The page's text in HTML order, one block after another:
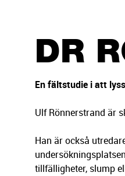
DR
En fältstudie i att
Ulf Rönnerstrand är
Han är också
tillfälligheter, slump